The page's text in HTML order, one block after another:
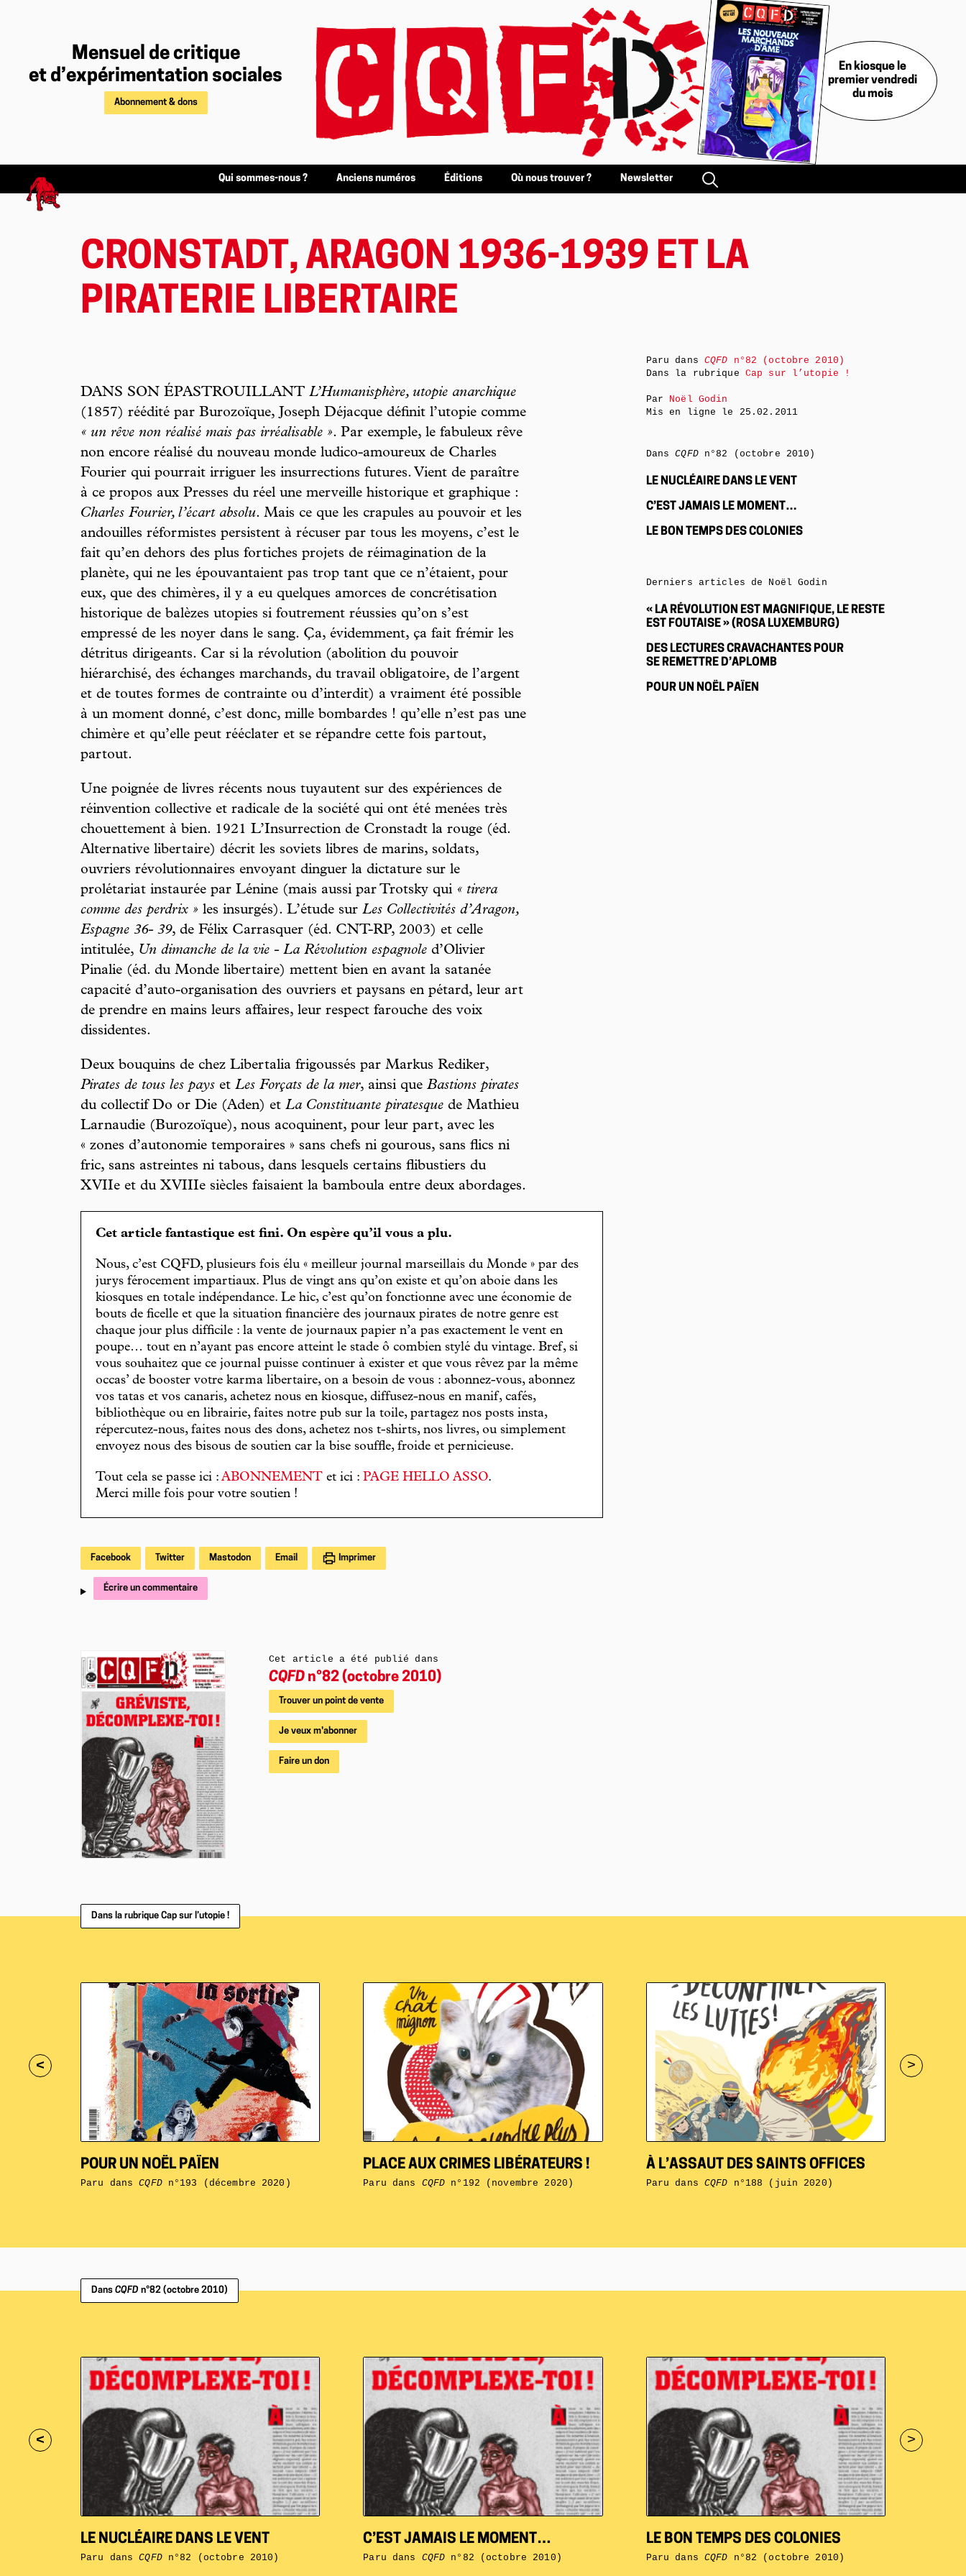
Mensuel de critique
et d’expérimentation sociales
Abonnement & dons
En kiosque le
premier vendredi
du mois
Qui sommes-nous ? Anciens numéros Éditions Où nous trouver ? Newsletter
CRONSTADT, ARAGON 1936-1939 ET LA
PIRATERIE LIBERTAIRE
DANS SON ÉPASTROUILLANT L’Humanisphère, utopie anarchique
(1857) réédité par Burozoïque, Joseph Déjacque définit l’utopie comme
« un rêve non réalisé mais pas irréalisable ». Par exemple, le fabuleux rêve
non encore réalisé du nouveau monde ludico-amoureux de Charles
Fourier qui pourrait irriguer les insurrections futures. Vient de paraître
à ce propos aux Presses du réel une merveille historique et graphique :
Charles Fourier, l’écart absolu. Mais ce que les crapules au pouvoir et les
andouilles réformistes persistent à récuser par tous les moyens, c’est le
fait qu’en dehors des plus fortiches projets de réimagination de la
planète, qui ne les épouvantaient pas trop tant que ce n’étaient, pour
eux, que des chimères, il y a eu quelques amorces de concrétisation
historique de balèzes utopies si foutrement réussies qu’on s’est
empressé de les noyer dans le sang. Ça, évidemment, ça fait frémir les
détritus dirigeants. Car si la révolution (abolition du pouvoir
hiérarchisé, des échanges marchands, du travail obligatoire, de l’argent
et de toutes formes de contrainte ou d’interdit) a vraiment été possible
à un moment donné, c’est donc, mille bombardes ! qu’elle n’est pas une
chimère et qu’elle peut rééclater et se répandre cette fois partout,
partout.
Une poignée de livres récents nous tuyautent sur des expériences de
réinvention collective et radicale de la société qui ont été menées très
chouettement à bien. 1921 L’Insurrection de Cronstadt la rouge (éd.
Alternative libertaire) décrit les soviets libres de marins, soldats,
ouvriers révolutionnaires envoyant dinguer la dictature sur le
prolétariat instaurée par Lénine (mais aussi par Trotsky qui « tirera
comme des perdrix » les insurgés). L’étude sur Les Collectivités d’Aragon,
Espagne 36- 39, de Félix Carrasquer (éd. CNT-RP, 2003) et celle
intitulée, Un dimanche de la vie - La Révolution espagnole d’Olivier
Pinalie (éd. du Monde libertaire) mettent bien en avant la satanée
capacité d’auto-organisation des ouvriers et paysans en pétard, leur art
de prendre en mains leurs affaires, leur respect farouche des voix
dissidentes.
Deux bouquins de chez Libertalia frigoussés par Markus Rediker,
Pirates de tous les pays et Les Forçats de la mer, ainsi que Bastions pirates
du collectif Do or Die (Aden) et La Constituante piratesque de Mathieu
Larnaudie (Burozoïque), nous acoquinent, pour leur part, avec les
« zones d’autonomie temporaires » sans chefs ni gourous, sans flics ni
fric, sans astreintes ni tabous, dans lesquels certains flibustiers du
XVIIe et du XVIIIe siècles faisaient la bamboula entre deux abordages.
Cet article fantastique est fini. On espère qu’il vous a plu.
Nous, c’est CQFD, plusieurs fois élu « meilleur journal marseillais du Monde » par des
jurys férocement impartiaux. Plus de vingt ans qu’on existe et qu’on aboie dans les
kiosques en totale indépendance. Le hic, c’est qu’on fonctionne avec une économie de
bouts de ficelle et que la situation financière des journaux pirates de notre genre est
chaque jour plus difficile : la vente de journaux papier n’a pas exactement le vent en
poupe… tout en n’ayant pas encore atteint le stade ô combien stylé du vintage. Bref, si
vous souhaitez que ce journal puisse continuer à exister et que vous rêvez par la même
occas’ de booster votre karma libertaire, on a besoin de vous : abonnez-vous, abonnez
vos tatas et vos canaris, achetez nous en kiosque, diffusez-nous en manif, cafés,
bibliothèque ou en librairie, faites notre pub sur la toile, partagez nos posts insta,
répercutez-nous, faites nous des dons, achetez nos t-shirts, nos livres, ou simplement
envoyez nous des bisous de soutien car la bise souffle, froide et pernicieuse.
Tout cela se passe ici : ABONNEMENT et ici : PAGE HELLO ASSO.
Merci mille fois pour votre soutien !
Facebook Twitter Mastodon Email Imprimer
Écrire un commentaire
Cet article a été publié dans
CQFD n°82 (octobre 2010)
Trouver un point de vente
Je veux m'abonner
Faire un don
Paru dans CQFD n°82 (octobre 2010)
Dans la rubrique Cap sur l’utopie !
Par Noël Godin
Mis en ligne le 25.02.2011
DansCQFDn°82 (octobre 2010)
LE NUCLÉAIRE DANS LE VENT
C’EST JAMAIS LE MOMENT…
LE BON TEMPS DES COLONIES
Derniers articles de Noël Godin
« LA RÉVOLUTION EST MAGNIFIQUE, LE RESTE
EST FOUTAISE » (ROSA LUXEMBURG)
DES LECTURES CRAVACHANTES POUR
SE REMETTRE D’APLOMB
POUR UN NOËL PAÏEN
< >
Dans la rubrique Cap sur l’utopie !
POUR UN NOËL PAÏEN
Paru dansCQFDn°193 (décembre 2020)
PLACE AUX CRIMES LIBÉRATEURS !
Paru dans CQFD n°192 (novembre 2020)
À L’ASSAUT DES SAINTS OFFICES
Paru dans CQFD n°188 (juin 2020)
< >
Dans CQFD n°82 (octobre 2010)
LE NUCLÉAIRE DANS LE VENT
Paru dansCQFDn°82 (octobre 2010)
C’EST JAMAIS LE MOMENT…
Paru dans CQFD n°82 (octobre 2010)
LE BON TEMPS DES COLONIES
Paru dans CQFD n°82 (octobre 2010)